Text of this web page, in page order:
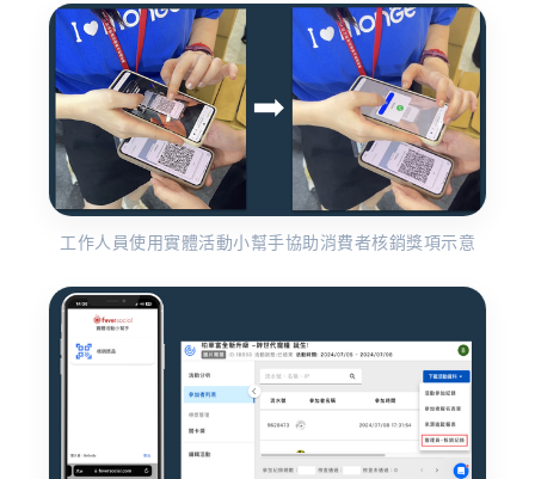
工作人員使用實體活動小幫手協助消費者核銷獎項示意